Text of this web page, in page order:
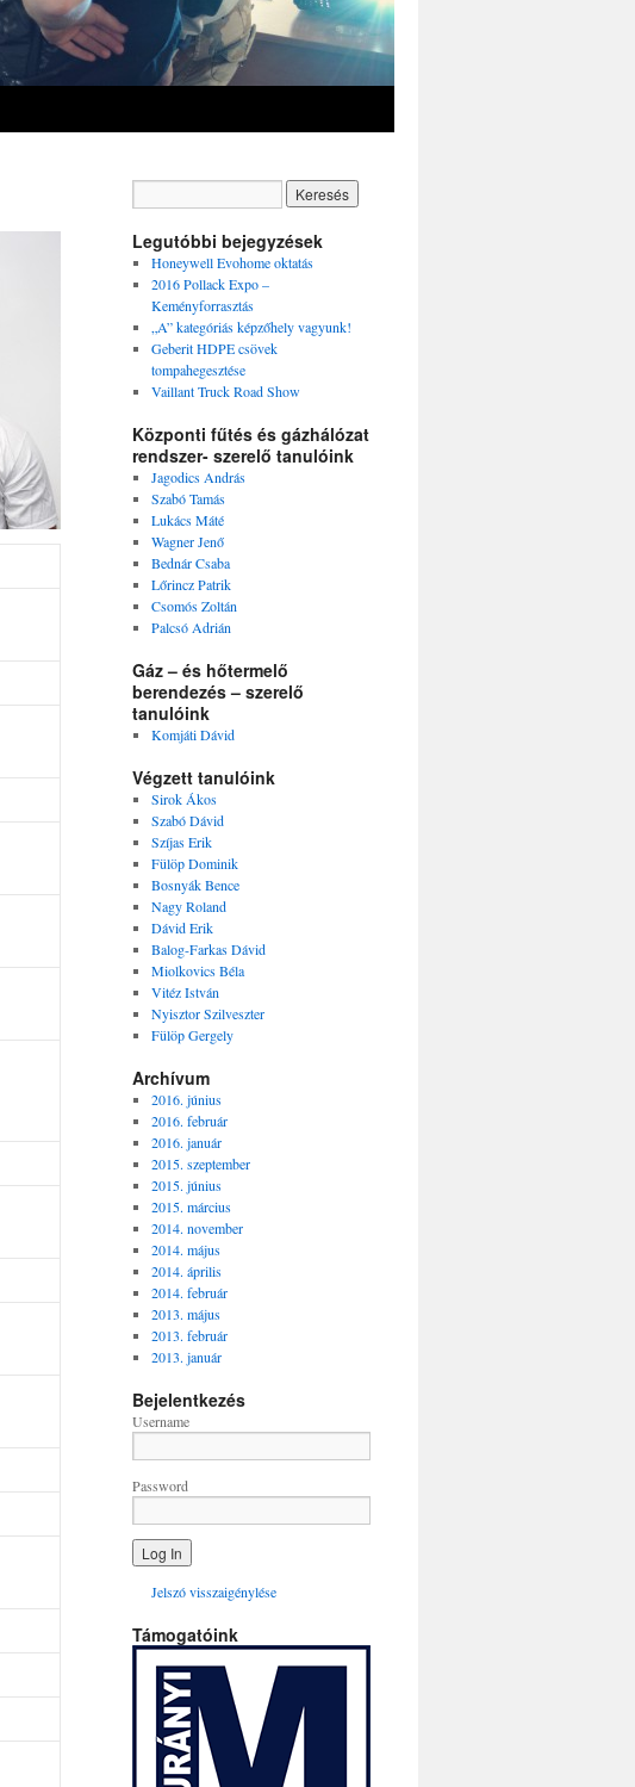
Legutóbbi bejegyzések
Honeywell Evohome oktatás
2016 Pollack Expo –
Keményforrasztás
„A” kategóriás képzőhely vagyunk!
Geberit HDPE csövek
tompahegesztése
Vaillant Truck Road Show
Központi fűtés és gázhálózat
rendszer- szerelő tanulóink
Jagodics András
Szabó Tamás
Lukács Máté
Wagner Jenő
Bednár Csaba
Lőrincz Patrik
Csomós Zoltán
Palcsó Adrián
Gáz – és hőtermelő
berendezés – szerelő
tanulóink
Komjáti Dávid
Végzett tanulóink
Sirok Ákos
Szabó Dávid
Szíjas Erik
Fülöp Dominik
Bosnyák Bence
Nagy Roland
Dávid Erik
Balog-Farkas Dávid
Miolkovics Béla
Vitéz István
Nyisztor Szilveszter
Fülöp Gergely
Archívum
2016. június
2016. február
2016. január
2015. szeptember
2015. június
2015. március
2014. november
2014. május
2014. április
2014. február
2013. május
2013. február
2013. január
Bejelentkezés
Username
Password
Jelszó visszaigénylése
Támogatóink